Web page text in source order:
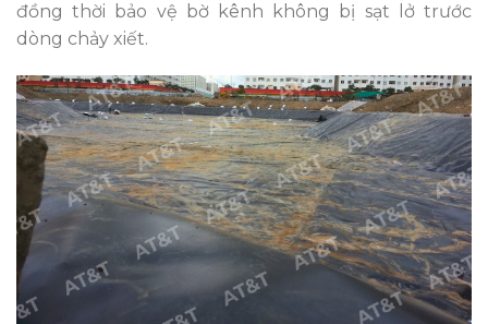
đồng thời bảo vệ bờ kênh không bị sạt lở trước
dòng chảy xiết.